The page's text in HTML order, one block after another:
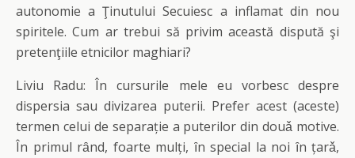
autonomie a Ţinutului Secuiesc a inflamat din nou
spiritele. Cum ar trebui să privim această dispută şi
pretenţiile etnicilor maghiari?
Liviu Radu: În cursurile mele eu vorbesc despre
dispersia sau divizarea puterii. Prefer acest (aceste)
termen celui de separație a puterilor din douǎ motive.
În primul rȃnd, foarte mulți, ȋn special la noi ȋn țarǎ,